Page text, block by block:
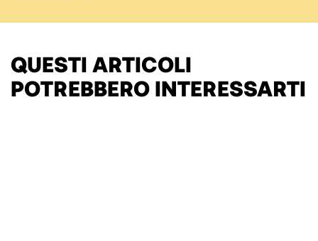
QUESTI ARTICOLI
POTREBBERO INTERESSARTI